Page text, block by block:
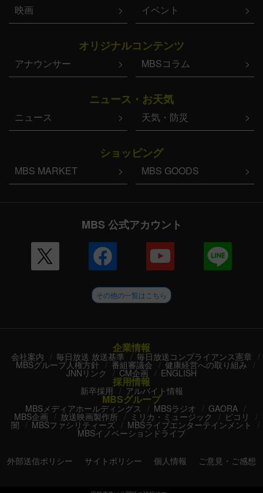
映画 イベント
オリジナルコンテンツ
アナウンサー MBSコラム
ニュース・お天気
ニュース 天気・防災
ショッピング
MBS MARKET MBS GOODS
MBS 公式アカウント
その他の一覧はこちら
企業情報
会社案内 毎日放送 放送基準 毎日放送コンプライアンス憲章
MBSグループ人権方針 番組審議会 健康経営への取り組み
JNNリンク CM企画 ENGLISH
採用情報
新卒採用 アルバイト情報
MBSグループ
MBSメディアホールディングス MBSラジオ GAORA
MBS企画 放送映画製作所 ミリカ・ミュージック ピコリ
闇 MBSファシリティーズ MBSライブエンターテインメント
MBSイノベーションドライブ
外部送信ポリシー サイトポリシー 個人情報 ご意見・ご感想